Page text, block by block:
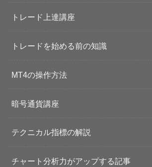
トレード上達講座
トレードを始める前の知識
MT4の操作方法
暗号通貨講座
テクニカル指標の解説
チャート分析力がアップする記事